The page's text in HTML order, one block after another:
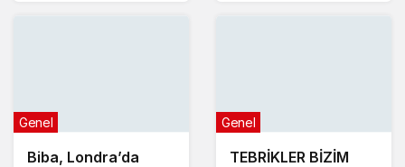
Biba, Londra’da
Genel
TEBRİKLER BİZİM
Genel